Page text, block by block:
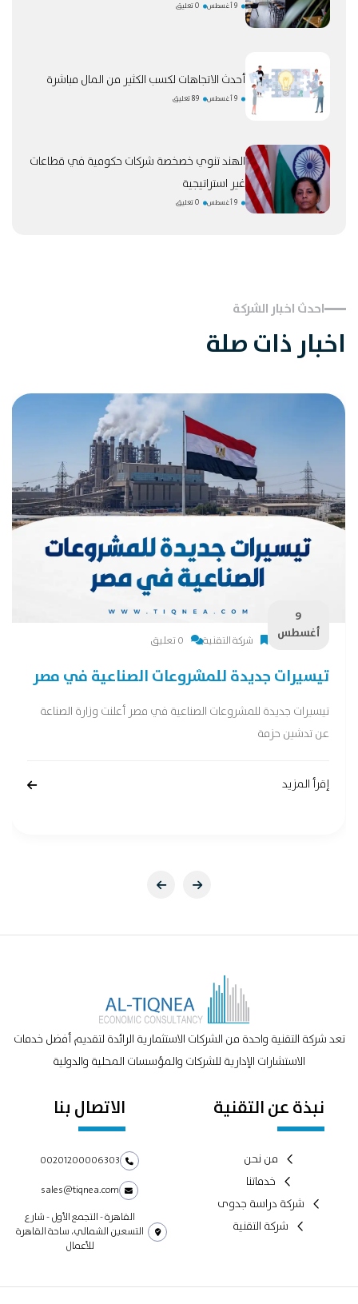
9 أغسطس 0 تعليق
أحدث الاتجاهات لكسب الكثير من المال مباشرة
9 أغسطس 89 تعليق
الهند تنوي خصخصة شركات حكومية في قطاعات
غير استراتيجية
9 أغسطس 0 تعليق
احدث اخبار الشركة
اخبار ذات صلة
9
أغسطس
شركة التقنية 0 تعليق
تيسيرات جديدة للمشروعات الصناعية في مصر
تيسيرات جديدة للمشروعات الصناعية في مصر أعلنت وزارة الصناعة
عن تدشين حزمة
إقرأ المزيد
تعد شركة التقنية واحدة من الشركات الاستثمارية الرائدة لتقديم أفضل خدمات
الاستشارات الإدارية للشركات والمؤسسات المحلية والدولية
نبذة عن التقنية
من نحن
خدماتنا
شركة دراسة جدوى
شركة التقنية
الاتصال بنا
00201200006303
sales@tiqnea.com
القاهرة - التجمع الأول - شارع
التسعين الشمالي، ساحة القاهرة
للأعمال